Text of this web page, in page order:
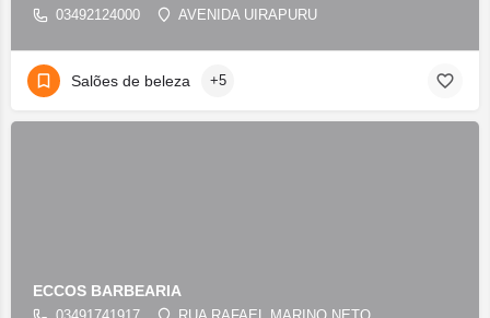
03492124000 AVENIDA UIRAPURU
Salões de beleza +5
ECCOS BARBEARIA
03491741917 RUA RAFAEL MARINO NETO